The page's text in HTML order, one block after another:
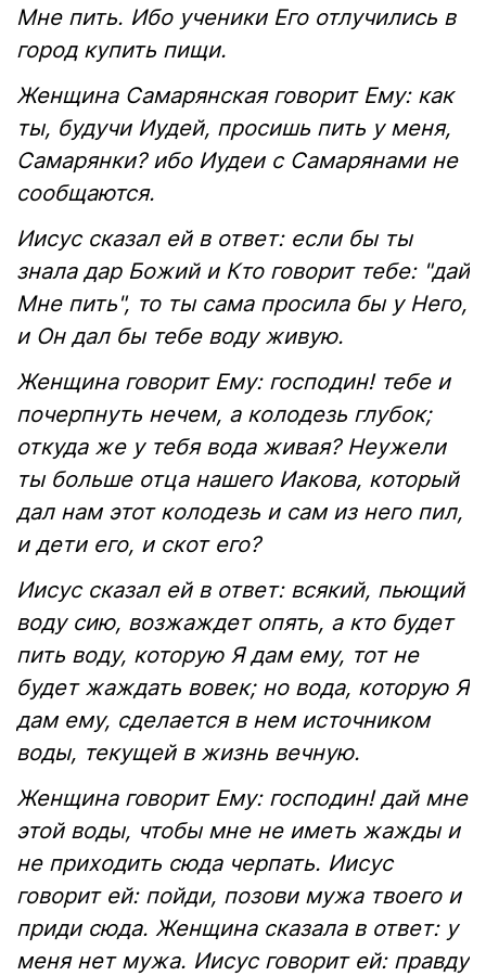
Мне пить. Ибо ученики Его отлучились в
город купить пищи.
Женщина Самарянская говорит Ему: как
ты, будучи Иудей, просишь пить у меня,
Самарянки? ибо Иудеи с Самарянами не
сообщаются.
Иисус сказал ей в ответ: если бы ты
знала дар Божий и Кто говорит тебе: "дай
Мне пить", то ты сама просила бы у Него,
и Он дал бы тебе воду живую.
Женщина говорит Ему: господин! тебе и
почерпнуть нечем, а колодезь глубок;
откуда же у тебя вода живая? Неужели
ты больше отца нашего Иакова, который
дал нам этот колодезь и сам из него пил,
и дети его, и скот его?
Иисус сказал ей в ответ: всякий, пьющий
воду сию, возжаждет опять, а кто будет
пить воду, которую Я дам ему, тот не
будет жаждать вовек; но вода, которую Я
дам ему, сделается в нем источником
воды, текущей в жизнь вечную.
Женщина говорит Ему: господин! дай мне
этой воды, чтобы мне не иметь жажды и
не приходить сюда черпать. Иисус
говорит ей: пойди, позови мужа твоего и
приди сюда. Женщина сказала в ответ: у
меня нет мужа. Иисус говорит ей: правду